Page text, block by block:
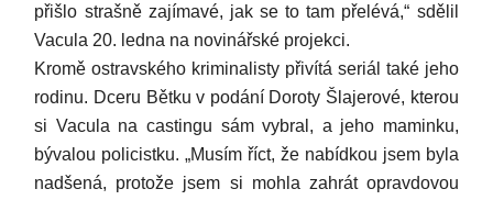
přišlo strašně zajímavé, jak se to tam přelévá,“ sdělil
Vacula 20. ledna na novinářské projekci.
Kromě ostravského kriminalisty přivítá seriál také jeho
rodinu. Dceru Bětku v podání Doroty Šlajerové, kterou
si Vacula na castingu sám vybral, a jeho maminku,
bývalou policistku. „Musím říct, že nabídkou jsem byla
nadšená, protože jsem si mohla zahrát opravdovou